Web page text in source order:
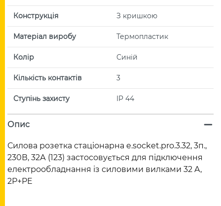
Конструкція З кришкою
Матеріал виробу Термопластик
Колір Синій
Кількість контактів 3
Ступінь захисту IP 44
Опис
Силова розетка стаціонарна e.socket.pro.3.32, 3п.,
230В, 32А (123) застосовується для підключення
електрообладнання із силовими вилками 32 A,
2P+PE